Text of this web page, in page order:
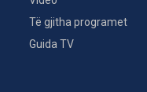
Të gjitha programet
Guida TV